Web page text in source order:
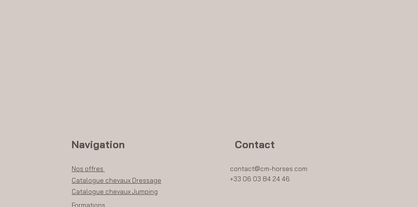
Navigation
Nos offres
Catalogue chevaux Dressage
Contact
contact@cm-horses.com
+33 06 03 84 24 46
Catalogue chevaux Jumping
Formations